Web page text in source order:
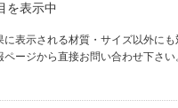
を表示中
表示される材質・サイズ以外に
ージから直接お問い合わせ下さい